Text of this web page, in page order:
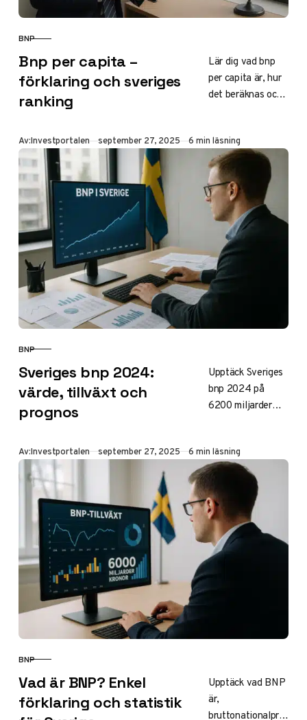
KATEGORI
BNP
Bnp per capita –
förklaring och sveriges
ranking
Lär dig vad bnp
per capita är, hur
det beräknas och
sveriges värde på
55 873 USD
2024, global
ranking på 12:e
plats och
jämförelser med
norge, usa och
kina. Få insikter
för investeringar.
Av:Investportalen Publicerad
september 27, 2025 6 min läsning
KATEGORI
BNP
Sveriges bnp 2024:
värde, tillväxt och
prognos
Upptäck Sveriges
bnp 2024 på
6200 miljarder
per capita,
prognos för 2025,
statsskuld och hur
det påverkar
investeringar i
aktier och fonder.
Av:Investportalen Publicerad
september 27, 2025 6 min läsning
KATEGORI
BNP
Vad är BNP? Enkel
förklaring och statistik
Upptäck vad BNP
är,
bruttonationalpro